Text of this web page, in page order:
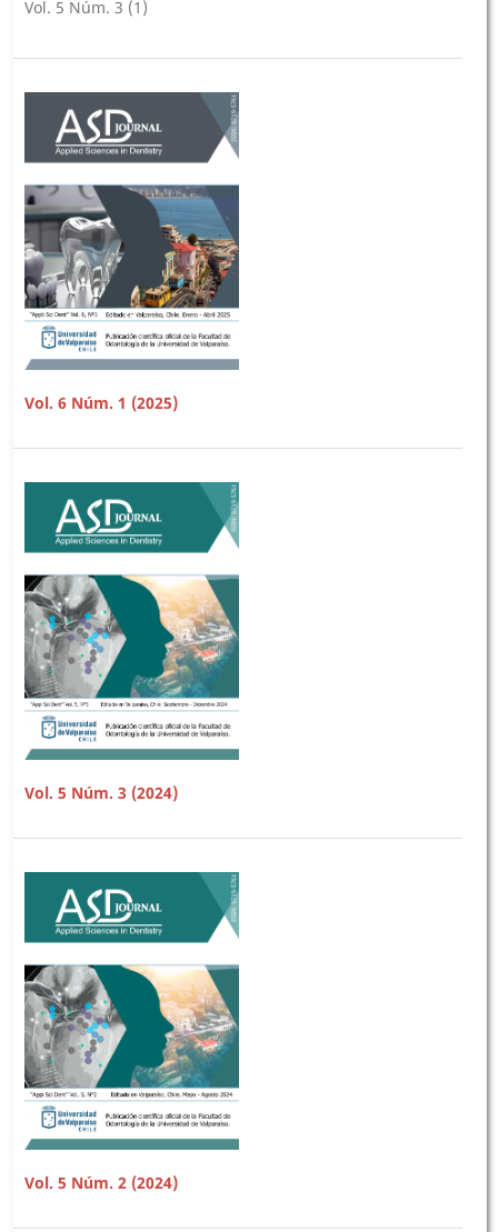
Vol. 5 Núm. 3 (1)
Vol. 6 Núm. 1 (2025)
Vol. 5 Núm. 3 (2024)
Vol. 5 Núm. 2 (2024)